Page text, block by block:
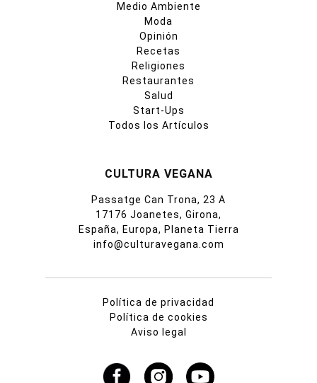
Medio Ambiente
Moda
Opinión
Recetas
Religiones
Restaurantes
Salud
Start-Ups
Todos los Artículos
CULTURA VEGANA
Passatge Can Trona, 23 A
17176 Joanetes, Girona,
España, Europa, Planeta Tierra
info@culturavegana.com
Política de privacidad
Política de cookies
Aviso legal